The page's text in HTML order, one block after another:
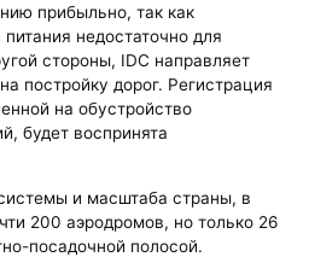
прибыльно, так как
недостаточно для
стороны, IDC направляет
постройку дорог. Регистрация
на обустройство
будет воспринята
и масштаба страны, в
200 аэродромов, но только 26
посадочной полосой.